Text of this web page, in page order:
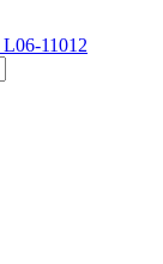
L06-11012